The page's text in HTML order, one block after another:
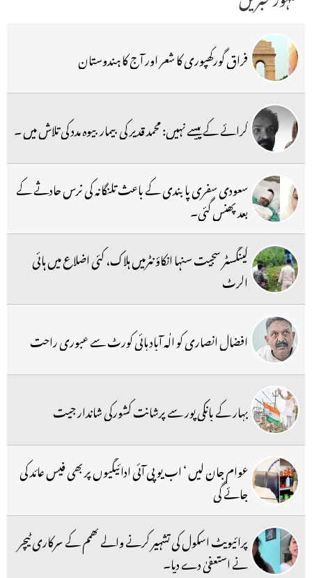
فراق گورکھپوری کا شعر اور آج کا ہندوستان
کرائے کے پیسے نہیں: محمد قدیر کی بیمار بیوہ مدد کی تلاش میں ۔
سعودی سفری پابندی کے باعث تلنگانہ کی نرس حادثے کے
بعد پھنس گئی۔
گینگسٹر سجیت سنہا انکاؤنٹرمیں ہلاک، کئی اضلاع میں ہائی
الرٹ
افضال انصاری کو الٰہ آباد ہائی کورٹ سے عبوری راحت
بہار کے بانکی پور سے پرشانت کشورکی شاندار جیت
عوام جان لیں ‘ اب یو پی آئی ادائیگیوں پر بھی فیس عائد کی
جائے گی
پرائیویٹ اسکول کی تشہیر کرنے والے کھمم کے سرکاری ٹیچر
نے استعفیٰ دے دیا۔